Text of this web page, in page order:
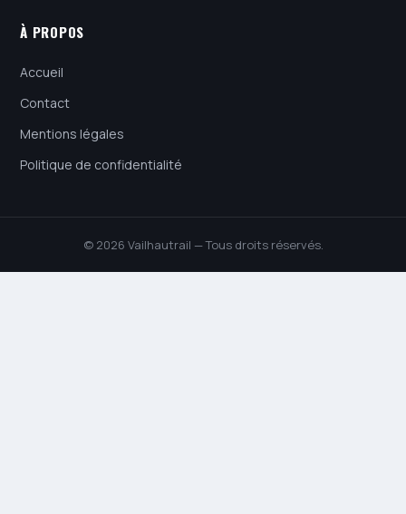
À PROPOS
Accueil
Contact
Mentions légales
Politique de confidentialité
© 2026 Vailhautrail — Tous droits réservés.